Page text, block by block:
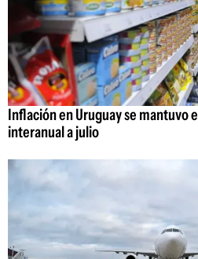
Inflación en Uruguay se mantuvo
interanual a julio